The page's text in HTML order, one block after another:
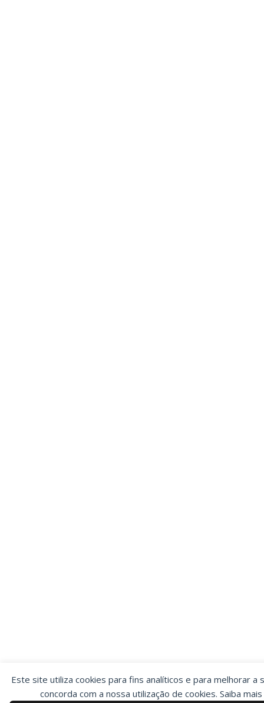
Este site utiliza cookies para fins analíticos e para melhorar a
concorda com a nossa utilização de cookies. Saiba